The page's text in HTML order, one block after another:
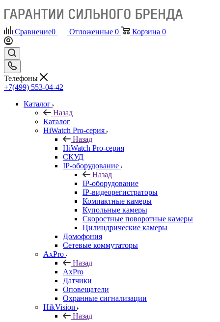
Сравнение0 Отложенные 0 Корзина 0
Телефоны
+7(499) 553-04-42
Каталог
Назад
Каталог
HiWatch Pro-серия
Назад
HiWatch Pro-серия
CКУД
IP-оборудование
Назад
IP-оборудование
IP-видеорегистраторы
Компактные камеры
Купольные камеры
Скоростные поворотные камеры
Цилиндрические камеры
Домофония
Сетевые коммутаторы
AxPro
Назад
AxPro
Датчики
Оповещатели
Охранные сигнализации
HikVision
Назад